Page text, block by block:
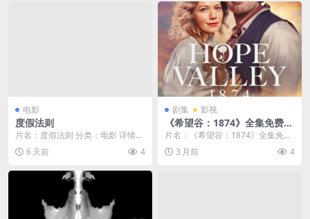
电影
度假法则
片名：度假法则 分类：电影 详情介
绍 度假法则 – 百度网盘网盘资源...
6 天前 4
剧集 影视
《希望谷：1874》全集免费-2
026-美国/加拿大-剧情/西部-
未删减-限时转存[夸克网盘]
片名：《希望谷：1874》全集免费-
2026-美国/加拿大-剧情/西部-未删
减-...3 月前 4